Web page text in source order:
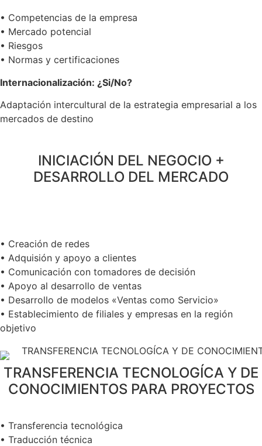
• Competencias de la empresa
• Mercado potencial
• Riesgos
• Normas y certificaciones
Internacionalización: ¿Si/No?
Adaptación intercultural de la estrategia empresarial a los
mercados de destino
INICIACIÓN DEL NEGOCIO +
DESARROLLO DEL MERCADO
• Creación de redes
• Adquisión y apoyo a clientes
• Comunicación con tomadores de decisión
• Apoyo al desarrollo de ventas
• Desarrollo de modelos «Ventas como Servicio»
• Establecimiento de filiales y empresas en la región
objetivo
TRANSFERENCIA TECNOLOGÍCA Y DE
CONOCIMIENTOS PARA PROYECTOS
• Transferencia tecnológica
• Traducción técnica